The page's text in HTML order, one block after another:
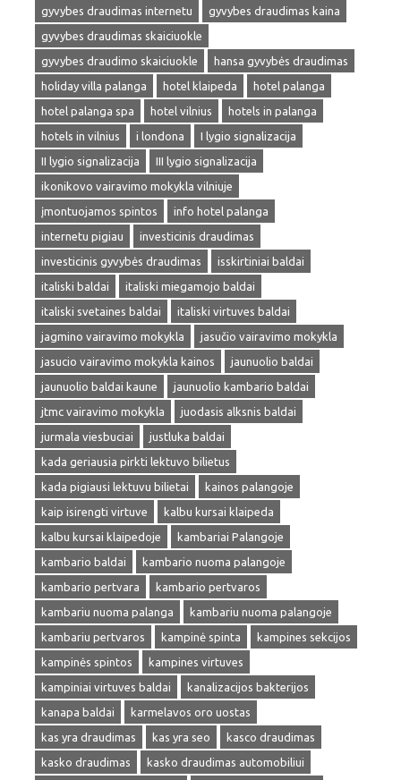
gyvybes draudimas internetu
gyvybes draudimas kaina
gyvybes draudimas skaiciuokle
gyvybes draudimo skaiciuokle
hansa gyvybės draudimas
holiday villa palanga
hotel klaipeda
hotel palanga
hotel palanga spa
hotel vilnius
hotels in palanga
hotels in vilnius
i londona
I lygio signalizacija
II lygio signalizacija
III lygio signalizacija
ikonikovo vairavimo mokykla vilniuje
įmontuojamos spintos
info hotel palanga
internetu pigiau
investicinis draudimas
investicinis gyvybės draudimas
isskirtiniai baldai
italiski baldai
italiski miegamojo baldai
italiski svetaines baldai
italiski virtuves baldai
jagmino vairavimo mokykla
jasučio vairavimo mokykla
jasucio vairavimo mokykla kainos
jaunuolio baldai
jaunuolio baldai kaune
jaunuolio kambario baldai
jtmc vairavimo mokykla
juodasis alksnis baldai
jurmala viesbuciai
justluka baldai
kada geriausia pirkti lektuvo bilietus
kada pigiausi lektuvu bilietai
kainos palangoje
kaip isirengti virtuve
kalbu kursai klaipeda
kalbu kursai klaipedoje
kambariai Palangoje
kambario baldai
kambario nuoma palangoje
kambario pertvara
kambario pertvaros
kambariu nuoma palanga
kambariu nuoma palangoje
kambariu pertvaros
kampinė spinta
kampines sekcijos
kampinės spintos
kampines virtuves
kampiniai virtuves baldai
kanalizacijos bakterijos
kanapa baldai
karmelavos oro uostas
kas yra draudimas
kas yra seo
kasco draudimas
kasko draudimas
kasko draudimas automobiliui